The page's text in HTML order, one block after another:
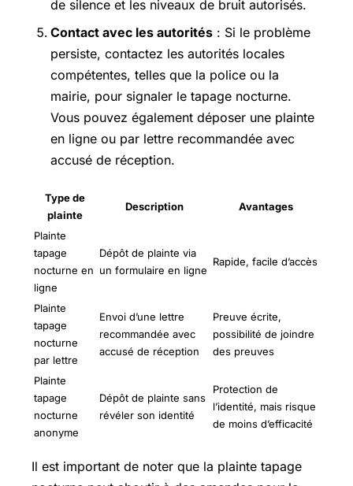
de silence et les niveaux de bruit autorisés.
Contact avec les autorités : Si le problème
persiste, contactez les autorités locales
compétentes, telles que la police ou la
mairie, pour signaler le tapage nocturne.
Vous pouvez également déposer une plainte
en ligne ou par lettre recommandée avec
accusé de réception.
Type de
plainte
Description Avantages
Plainte
tapage
nocturne en
ligne
Dépôt de plainte via
un formulaire en ligne
Rapide, facile d’accès
Plainte
tapage
nocturne
par lettre
Envoi d’une lettre
recommandée avec
accusé de réception
Preuve écrite,
possibilité de joindre
des preuves
Plainte
tapage
nocturne
anonyme
Dépôt de plainte sans
révéler son identité
Protection de
l’identité, mais risque
de moins d’efficacité
Il est important de noter que la plainte tapage